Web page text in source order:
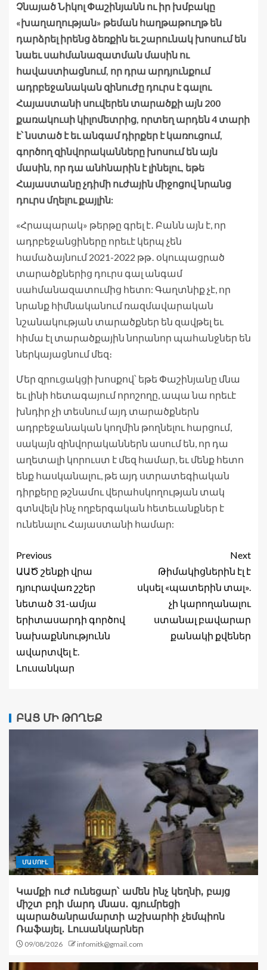
Չնայած Նիկոլ Փաշինյանն ու իր խմբակը
«խաղաղության» թեման հաղթաթուղթ են
դարձրել իրենց ձեռքին եւ շարունակ խոսում են
նաեւ սահմանազատման մասին ու
հավաստիացնում, որ դրա արդյունքում
ադրբեջանական զինուժը դուրս է գալու
Հայաստանի սուվերեն տարածքի այն 200
քառակուսի կիլոմետրից, որտեղ արդեն 4 տարի
է՝ նստած է եւ անգամ դիրքեր է կառուցում,
գործող զինվորականները խոսում են այն
մասին, որ դա անհնարին է լինելու, եթե
Հայաստանը չդիմի ուժային միջոցով նրանց
դուրս մղելու քայլին:
«Հրապարակ» թերթը գրել է․ Բանն այն է, որ
ադրբեջանցիները որեւէ կերպ չեն
համաձայնում 2021-2022 թթ․ օկուպացրած
տարածքներից դուրս գալ անգամ
սահմանազատումից հետո: Գաղտնիք չէ, որ
նրանք հիմնականում ռազմավարական
նշանակության տարածքներ են զավթել եւ
հիմա էլ տարածքային նորանոր պահանջներ են
ներկայացնում մեզ։
Մեր զրուցակցի խոսքով՝ եթե Փաշինյանը մնա
եւ լինի հետագայում որոշողը, ապա նա որեւէ
խնդիր չի տեսնում այդ տարածքներն
ադրբեջանական կողմին թողնելու հարցում,
սակայն զինվորականներն ասում են, որ դա
աղետալի կորուստ է մեզ համար, եւ մենք հետո
ենք հասկանալու, թե այդ ստրատեգիական
դիրքերը թշնամու վերահսկողության տակ
գտնվելն ինչ ողբերգական հետեւանքներ է
ունենալու Հայաստանի համար:
Previous
ԱԱԾ շենքի վրա
դյուրավառ շշեր
նետած 31-ամյա
երիտասարդի գործով
նախաքննությունն
ավարտվել է.
Լուսանկար
Next
Թիմակիցներին էլ է
սկսել «պատերին տալ».
չի կարողանալու
ստանալ բավարար
քանակի քվեներ
ԲԱՑ ՄԻ ԹՈՂԵՔ
ՄԱՄՈՒԼ
Կամքի ուժ ունեցար՝ ամեն ինչ կեղնի, բայց
միշտ բդի մարդ մնաս․ գյումրեցի
պարածանրամարտի աշխարհի չեմպիոն
Ռաֆայել․ Լուսանկարներ
09/08/2026 infomitk@gmail.com